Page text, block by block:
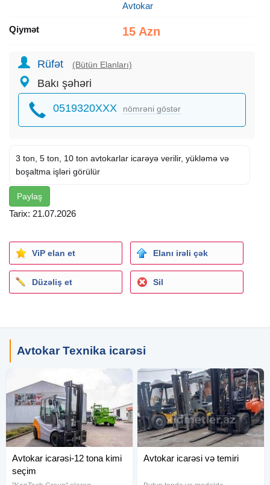
Avtokar
Qiymət 15 Azn
Rüfət (Bütün Elanları)
Bakı şəhəri
0519320XXX nömrəni göstər
3 ton, 5 ton, 10 ton avtokarlar icarəyə verilir, yükləmə və
boşaltma işləri görülür
Paylaş
Tarix: 21.07.2026
ViP elan et Elanı irəli çək
Düzəliş et Sil
Avtokar Texnika icarəsi
Avtokar icarəsi-12 tona kimi
seçim
Avtokar icarəsi və temiri